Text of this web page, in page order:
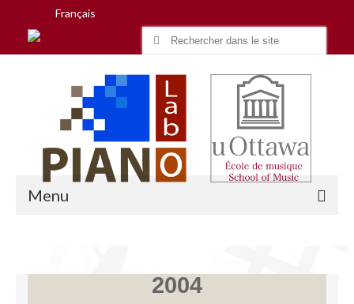
Français
Search
Menu
2004